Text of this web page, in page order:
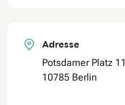
Adresse
Potsdamer Platz 11
10785 Berlin